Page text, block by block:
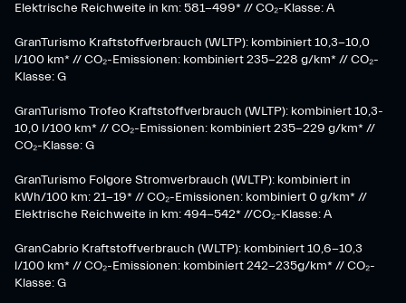
Elektrische Reichweite in km: 581-499* // CO₂-Klasse: A
GranTurismo Kraftstoffverbrauch (WLTP): kombiniert 10,3-10,0
l/100 km* // CO₂-Emissionen: kombiniert 235-228 g/km* // CO₂-
Klasse: G
GranTurismo Trofeo Kraftstoffverbrauch (WLTP): kombiniert 10,3-
10,0 l/100 km* // CO₂-Emissionen: kombiniert 235-229 g/km* //
CO₂-Klasse: G
GranTurismo Folgore Stromverbrauch (WLTP): kombiniert in
kWh/100 km: 21-19* // CO₂-Emissionen: kombiniert 0 g/km* //
Elektrische Reichweite in km: 494-542* //CO₂-Klasse: A
GranCabrio Kraftstoffverbrauch (WLTP): kombiniert 10,6-10,3
l/100 km* // CO₂-Emissionen: kombiniert 242-235g/km* // CO₂-
Klasse: G